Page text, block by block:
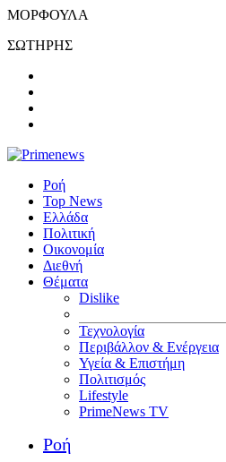
ΜΟΡΦΟΥΛΑ
ΣΩΤΗΡΗΣ
Ροή
Top News
Ελλάδα
Πολιτική
Οικονομία
Διεθνή
Θέματα
Dislike
Τεχνολογία
Περιβάλλον & Ενέργεια
Υγεία & Επιστήμη
Πολιτισμός
Lifestyle
PrimeNews TV
Ροή